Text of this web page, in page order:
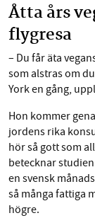
Åtta års
flygresa
– Du får äta
som alstras om
York en gång,
Hon kommer
jordens rika
hör så gott som
betecknar
en svensk
så många fattiga
högre.